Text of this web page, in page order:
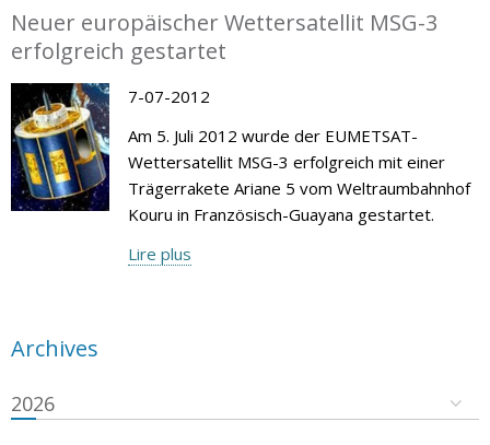
Neuer europäischer Wettersatellit MSG-3
erfolgreich gestartet
7-07-2012
Am 5. Juli 2012 wurde der EUMETSAT-
Wettersatellit MSG-3 erfolgreich mit einer
Trägerrakete Ariane 5 vom Weltraumbahnhof
Kouru in Französisch-Guayana gestartet.
Lire plus
Archives
2026